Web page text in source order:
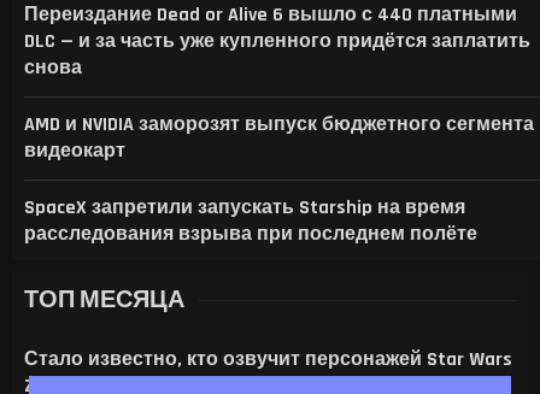
Переиздание Dead or Alive 6 вышло с 440 платными
DLC — и за часть уже купленного придётся заплатить
снова
AMD и NVIDIA заморозят выпуск бюджетного сегмента
видеокарт
SpaceX запретили запускать Starship на время
расследования взрыва при последнем полёте
ТОП МЕСЯЦА
Стало известно, кто озвучит персонажей Star Wars
Zero Company